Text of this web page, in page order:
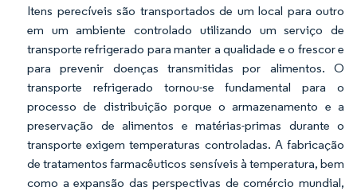
Itens perecíveis são transportados de um local para outro
em um ambiente controlado utilizando um serviço de
transporte refrigerado para manter a qualidade e o frescor e
para prevenir doenças transmitidas por alimentos. O
transporte refrigerado tornou-se fundamental para o
processo de distribuição porque o armazenamento e a
preservação de alimentos e matérias-primas durante o
transporte exigem temperaturas controladas. A fabricação
de tratamentos farmacêuticos sensíveis à temperatura, bem
como a expansão das perspectivas de comércio mundial,